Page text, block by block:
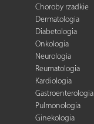
Choroby rzadkie
Dermatologia
Diabetologia
Onkologia
Neurologia
Reumatologia
Kardiologia
Gastroenterologia
Pulmonologia
Ginekologia